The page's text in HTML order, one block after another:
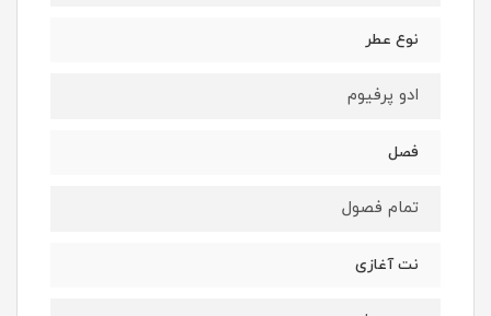
نوع عطر
ادو پرفیوم
فصل
تمام فصول
نت آغازی